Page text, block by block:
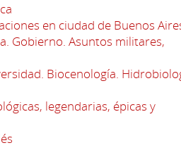
en ciudad de Buenos
Gobierno. Asuntos militares,
Biocenología.
legendarias, épicas y